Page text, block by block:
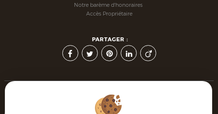
Notre barème d'honoraires
Accès Propriétaire
PARTAGER :
Afin de vous offrir un confort de lecture permanent, depuis